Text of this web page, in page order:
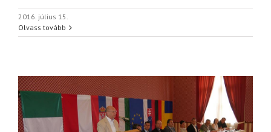
2016. július 15.
Olvass tovább